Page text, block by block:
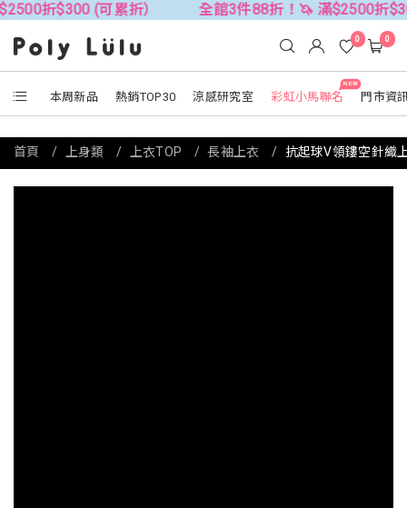
(可累折） 全館3件88折！🦄 滿$2500折$300 (可累
本周新品 熱銷TOP30 涼感研究室
NEW
彩虹小馬聯名 門市資
0 0
首頁 上身類 上衣TOP 長袖上衣 抗起球V領鏤空針織